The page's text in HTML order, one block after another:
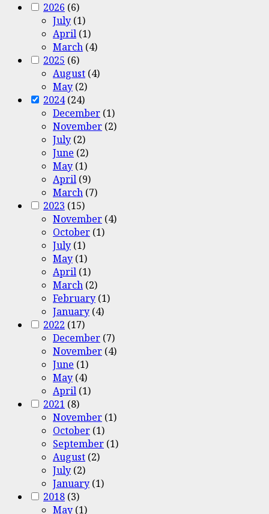
2026 (6)
July (1)
April (1)
March (4)
2025 (6)
August (4)
May (2)
2024(24)
December (1)
November (2)
July (2)
June (2)
May (1)
April (9)
March (7)
2023 (15)
November (4)
October (1)
July (1)
May (1)
April (1)
March (2)
February (1)
January (4)
2022 (17)
December (7)
November (4)
June (1)
May (4)
April (1)
2021 (8)
November (1)
October (1)
September (1)
August (2)
July (2)
January (1)
2018 (3)
May (1)